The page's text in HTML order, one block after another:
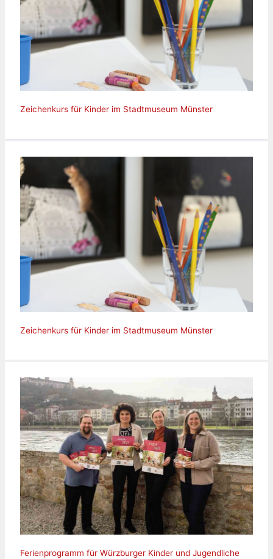
Zeichenkurs für Kinder im Stadtmuseum Münster
Zeichenkurs für Kinder im Stadtmuseum Münster
Ferienprogramm für Würzburger Kinder und Jugendliche